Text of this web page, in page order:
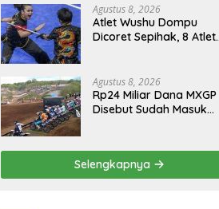
2045
Agustus 8, 2026
Atlet Wushu Dompu
Dicoret Sepihak, 8 Atlet
Porprov NTB 2026
Agustus 8, 2026
Rp24 Miliar Dana MXGP
Disebut Sudah Masuk
Utang Rp11 Miliar Belum
Dibayar?
Selengkapnya